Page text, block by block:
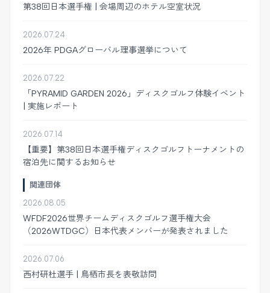
第38回日本選手権 | 会場周辺のホテル空室状況
2026.07.24
2026年 PDGAグローバル理事選挙について
2026.07.22
「PYRAMID GARDEN 2026」ディスクゴルフ体験イベント
| 実施レポート
2026.07.14
【重要】第38回日本選手権ディスクゴルフトーナメントの
宿泊先に関するお知らせ
関連団体
2026.08.05
WFDF2026世界チームディスクゴルフ選手権大会
（2026WTDGC）日本代表メンバーが発表されました
2026.07.06
西村研杜選手 | 鳥栖市長を表敬訪問